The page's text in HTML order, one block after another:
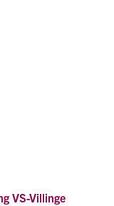
VS-Villinge